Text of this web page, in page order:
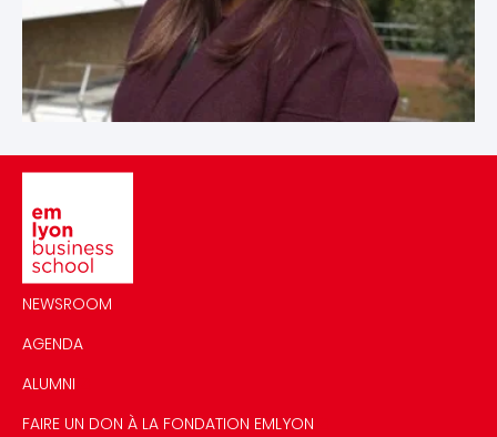
NEWSROOM
AGENDA
ALUMNI
FAIRE UN DON À LA FONDATION EMLYON